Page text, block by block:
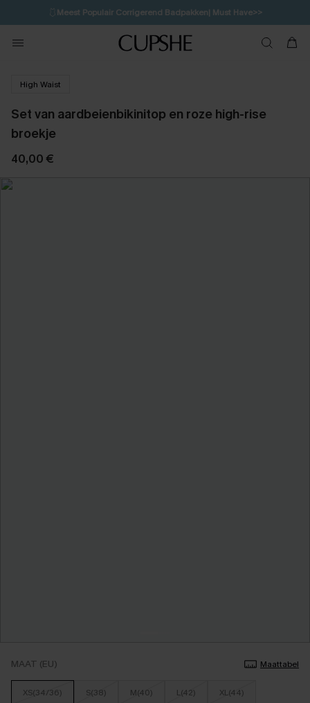
🩱Meest Populair Corrigerend Badpakken| Must Have>>
💌Abonneer je & ontvang tot 15% korting>>
Koop 3, krijg 15% korting | CODE: SW15
High Waist
Set van aardbeienbikinitop en roze high-rise
broekje
40,00 €
MAAT (EU) Maattabel
XS(34/36) S(38) M(40) L(42) XL(44)